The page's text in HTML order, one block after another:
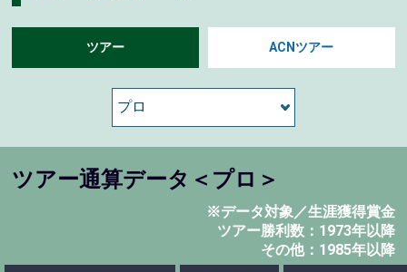
ツアー ACNツアー
ツアー通算データ＜プロ＞
※データ対象／生涯獲得賞金
ツアー勝利数：1973年以降
その他：1985年以降